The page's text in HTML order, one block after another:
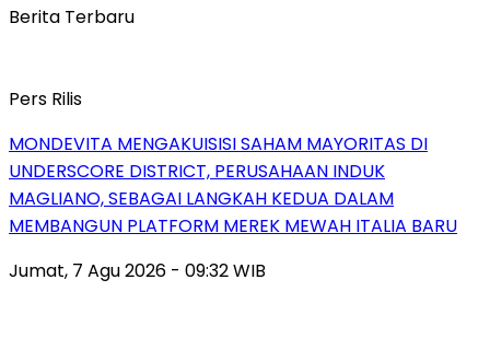
Berita Terbaru
Pers Rilis
MONDEVITA MENGAKUISISI SAHAM MAYORITAS DI
UNDERSCORE DISTRICT, PERUSAHAAN INDUK
MAGLIANO, SEBAGAI LANGKAH KEDUA DALAM
MEMBANGUN PLATFORM MEREK MEWAH ITALIA BARU
Jumat, 7 Agu 2026 - 09:32 WIB